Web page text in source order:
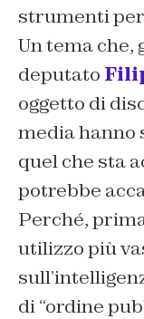
strumenti
Un tema che,
deputato
oggetto di
media hanno
quel che sta
potrebbe
Perché,
utilizzo più
di “ordine